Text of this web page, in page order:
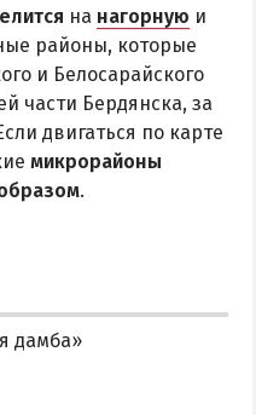
на нагорную и
районы, которые
и Белосарайского
части Бердянска, за
двигаться по карте
микрорайоны
.